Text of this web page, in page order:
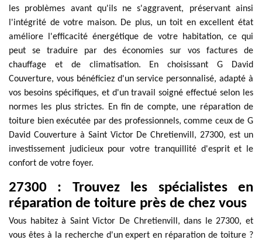
les problèmes avant qu'ils ne s'aggravent, préservant ainsi
l'intégrité de votre maison. De plus, un toit en excellent état
améliore l'efficacité énergétique de votre habitation, ce qui
peut se traduire par des économies sur vos factures de
chauffage et de climatisation. En choisissant G David
Couverture, vous bénéficiez d'un service personnalisé, adapté à
vos besoins spécifiques, et d'un travail soigné effectué selon les
normes les plus strictes. En fin de compte, une réparation de
toiture bien exécutée par des professionnels, comme ceux de G
David Couverture à Saint Victor De Chretienvill, 27300, est un
investissement judicieux pour votre tranquillité d'esprit et le
confort de votre foyer.
27300 : Trouvez les spécialistes en
réparation de toiture près de chez vous
Vous habitez à Saint Victor De Chretienvill, dans le 27300, et
vous êtes à la recherche d'un expert en réparation de toiture ?